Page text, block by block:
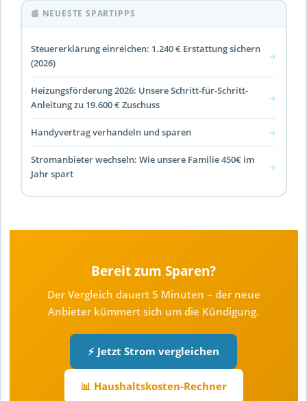
📰 NEUESTE SPARTIPPS
Steuererklärung einreichen: 1.240 € Erstattung sichern
(2026)
→
Heizungsförderung 2026: Unsere Schritt-für-Schritt-
Anleitung zu 19.600 € Zuschuss
→
Handyvertrag verhandeln und sparen →
Stromanbieter wechseln: Wie unsere Familie 450€ im
Jahr spart
→
Bereit zum Sparen?
Der Vergleich dauert 5 Minuten – der neue
Anbieter kümmert sich um die Kündigung.
⚡ Jetzt Strom vergleichen
📊 Haushaltskosten-Rechner